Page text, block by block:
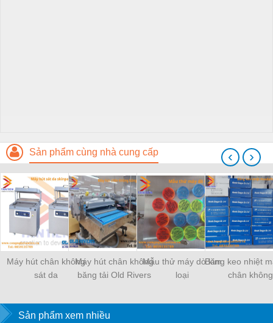
Sản phẩm cùng nhà cung cấp
Máy hút chân không
sát da
Máy hút chân không
băng tải Old Rivers
Mẫu thử máy dò kim
loại
Băng keo nhiệt
chân không
‹ ›
Sản phẩm xem nhiều